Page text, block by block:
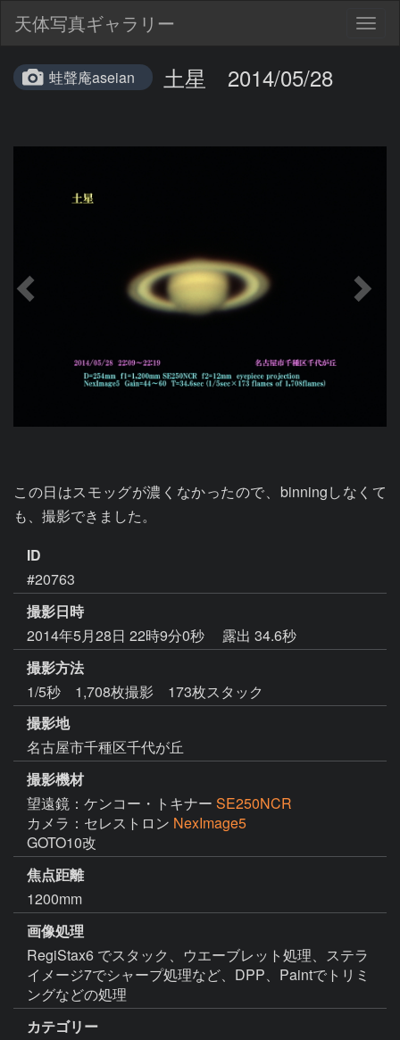
天体写真ギャラリー
蛙聲庵aseian 土星 2014/05/28
この日はスモッグが濃くなかったので、binningしなくて
も、撮影できました。
ID
#20763
撮影日時
2014年5月28日 22時9分0秒
露出 34.6秒
撮影方法
1/5秒 1,708枚撮影 173枚スタック
撮影地
名古屋市千種区千代が丘
撮影機材
望遠鏡：ケンコー・トキナー SE250NCR
カメラ：セレストロン NexImage5
GOTO10改
焦点距離
1200mm
画像処理
RegiStax6 でスタック、ウエーブレット処理、ステラ
イメージ7でシャープ処理など、DPP、Paintでトリミ
ングなどの処理
カテゴリー